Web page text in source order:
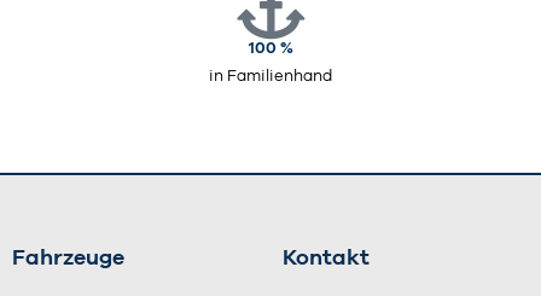
100 %
in Familienhand
Fahrzeuge Kontakt